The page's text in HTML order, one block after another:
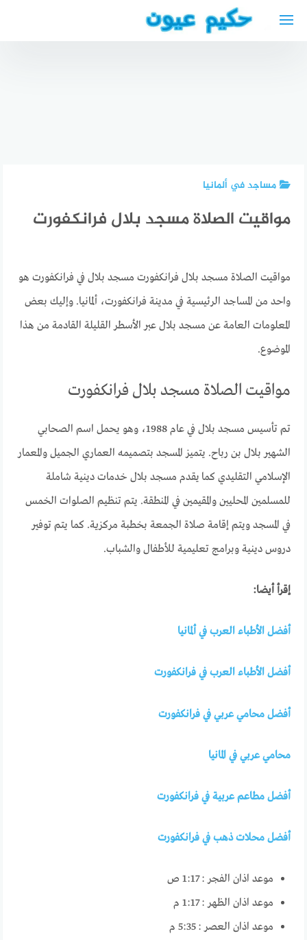
أحسن
مساجد في ألمانيا
مواقيت الصلاة مسجد بلال فرانكفورت
مواقيت الصلاة مسجد بلال فرانكفورت مسجد بلال في فرانكفورت هو
واحد من المساجد الرئيسية في مدينة فرانكفورت، ألمانيا. وإليك بعض
المعلومات العامة عن مسجد بلال عبر الأسطر القليلة القادمة من هذا
الموضوع.
مواقيت الصلاة مسجد بلال فرانكفورت
تم تأسيس مسجد بلال في عام 1988، وهو يحمل اسم الصحابي
الشهير بلال بن رباح. يتميز المسجد بتصميمه العماري الجميل والمعمار
الإسلامي التقليدي كما يقدم مسجد بلال خدمات دينية شاملة
للمسلمين المحليين والمقيمين في المنطقة. يتم تنظيم الصلوات الخمس
في المسجد ويتم إقامة صلاة الجمعة بخطبة مركزية. كما يتم توفير
دروس دينية وبرامج تعليمية للأطفال والشباب.
إقرأ أيضا:
أفضل الأطباء العرب في ألمانيا
أفضل الأطباء العرب في فرانكفورت
أفضل محامي عربي في فرانكفورت
محامي عربي في المانيا
أفضل مطاعم عربية في فرانكفورت
أفضل محلات ذهب في فرانكفورت
موعد اذان الفجر :1:17 ص
موعد اذان الظهر :1:17 م
موعد اذان العصر :5:35 م